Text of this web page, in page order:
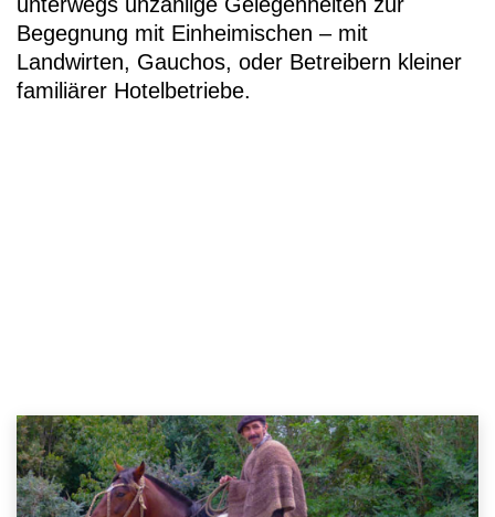
Begegnung mit Einheimischen – mit
Landwirten, Gauchos, oder Betreibern kleiner
familiärer Hotelbetriebe.